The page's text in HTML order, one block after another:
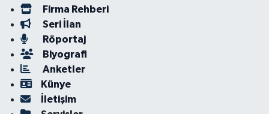
Firma Rehberi
Seri İlan
Röportaj
Biyografi
Anketler
Künye
İletişim